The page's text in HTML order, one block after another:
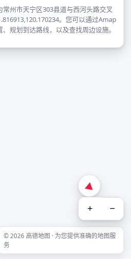
州市天宁区303县道与西河头路交叉
。您可以通过Amap
规划到达路线，以及查找周边设施。
+ −
© 2026 高德地图 · 为您提供准确的地图服
务